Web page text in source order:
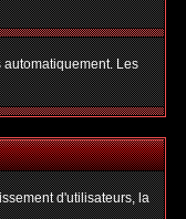
Les
d'utilisateurs, la